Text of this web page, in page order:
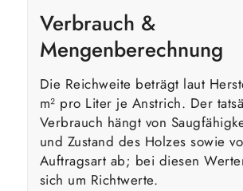
Verbrauch &
Mengenberechnung
Die Reichweite beträgt laut
m² pro Liter je Anstrich. Der
Verbrauch hängt von
und Zustand des Holzes sowie
Auftragsart ab; bei diesen
sich um Richtwerte.